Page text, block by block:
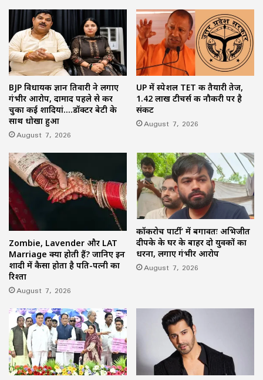
BJP विधायक ज्ञान तिवारी ने लगाए
गंभीर आरोप, दामाद पहले से कर
चुका कई शादियां….डॉक्टर बेटी के
साथ धोखा हुआ
August 7, 2026
UP में स्पेशल TET की तैयारी तेज,
1.42 लाख टीचर्स की नौकरी पर है
संकट
August 7, 2026
Zombie, Lavender और LAT
Marriage क्या होती हैं? जानिए इन
शादी में कैसा होता है पति-पत्नी का
रिश्ता
August 7, 2026
कॉकरोच पार्टी’ में बगावतः अभिजीत
दीपके के घर के बाहर दो युवकों का
धरना, लगाए गंभीर आरोप
August 7, 2026